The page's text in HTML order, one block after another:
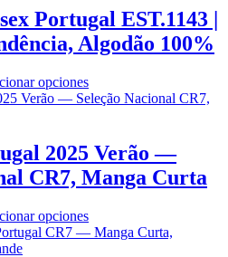
página
de
producto
variantes.
Las
opciones
pueden
elegir
en
página
de
producto
Portugal EST.1143 |
Algodão 100%
opcionesEste
producto
variantes.
Las
opciones
pueden
elegir
en
2025 Verão —
CR7, Manga Curta
opcionesEste
producto